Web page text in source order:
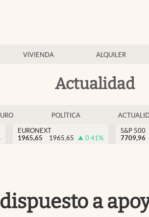
VIVIENDA ALQUILER
Actualidad
POLÍTICA
EURONEXT
1965,65
1965,65 0.41%
S&P 500
7709,96
a